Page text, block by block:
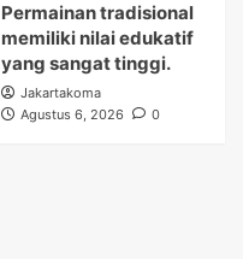
Permainan tradisional
memiliki nilai edukatif
yang sangat tinggi.
Jakartakoma
Agustus 6, 2026
0